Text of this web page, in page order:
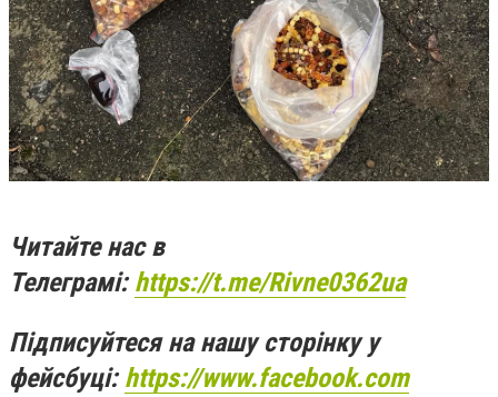
Читайте нас в
Телеграмі:https://t.me/Rivne0362ua
Підписуйтеся на нашу сторінку у
фейсбуці:https://www.facebook.com